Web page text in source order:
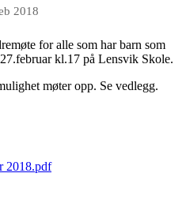
2018
for alle som har barn som
kl.17 på Lensvik Skole.
møter opp. Se vedlegg.
2018.pdf